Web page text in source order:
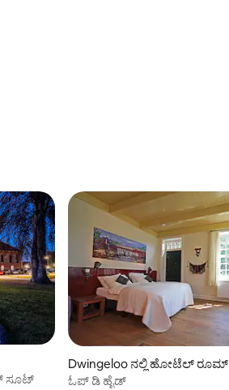
ಸೂಟ್
Dwingeloo ನಲ್ಲಿ ಹೋಟೆಲ್ ರೂಮ್
ಓಪ್ ಡಿ ಹೈಡ್